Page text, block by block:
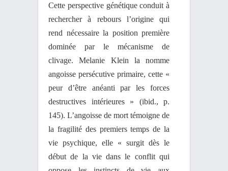
Cette perspective génétique conduit à
rechercher à rebours l’origine qui
rend nécessaire la position première
dominée par le mécanisme de
clivage. Melanie Klein la nomme
angoisse persécutive primaire, cette «
peur d’être anéanti par les forces
destructives intérieures » (ibid., p.
145). L’angoisse de mort témoigne de
la fragilité des premiers temps de la
vie psychique, elle « surgit dès le
début de la vie dans le conflit qui